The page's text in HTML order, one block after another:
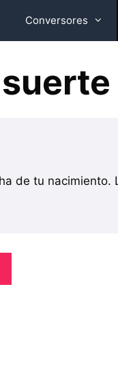
Conversores
de tu nacimiento.